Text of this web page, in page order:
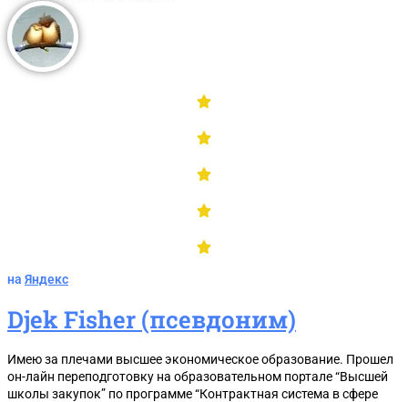
на Яндекс
Djek Fisher (псевдоним)
Имею за плечами высшее экономическое образование. Прошел
он-лайн переподготовку на образовательном портале “Высшей
школы закупок” по программе “Контрактная система в сфере
Таблицу штрафов по КоАП